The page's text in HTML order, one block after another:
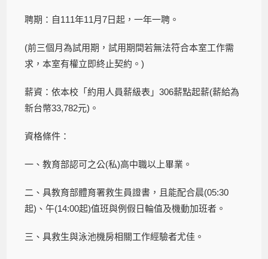
聘期：自111年11月7日起，一年一聘。
(前三個月為試用期，試用期間若無法符合本室工作需
求，本室有權立即終止契約。)
薪資：依本校「約用人員薪級表」306薪點起薪(薪給為
新台幣33,782元)。
資格條件：
一、教育部認可之公(私)高中職以上畢業。
二、具教育部體育署救生員證書，且能配合晨(05:30
起)、午(14:00起)值班與例假日輪值及機動加班者。
三、具救生與泳池機房相關工作經驗者尤佳。